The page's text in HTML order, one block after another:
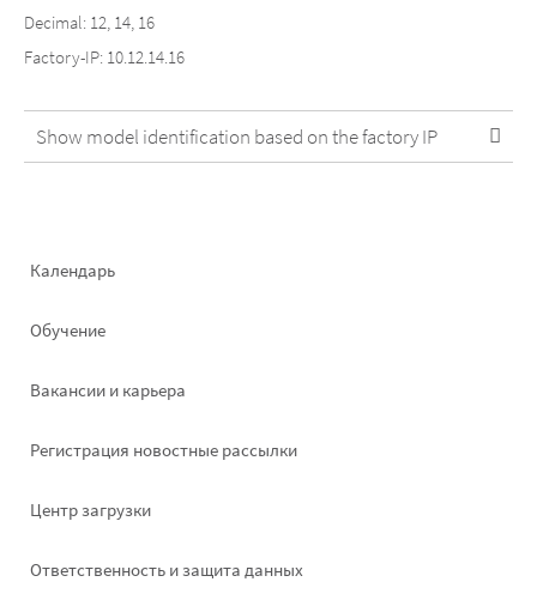
Decimal: 12, 14, 16
Factory-IP: 10.12.14.16
Show model identification based on the factory IP
Footer
Календарь
Обучение
Вакансии и карьера
Pегистрация новостные рассылки
Footer
Центр загрузки
Ответственность и защита данных